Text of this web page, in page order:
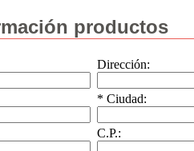
productos
Dirección:
* Ciudad:
C.P.: